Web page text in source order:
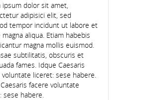
BUSHY ACADEMY
DOLPHIN ACADEMY
Boys and Men
Girls and Ladies
ipsum dolor sit amet,
adipisici elit, sed
tempor incidunt ut labore et
aliqua. Etiam habebis
magna mollis euismod.
subtilitatis, obscuris et
fames. Idque Caesaris
voluntate liceret: sese habere.
facere voluntate
sese habere.